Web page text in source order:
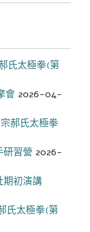
氏太極拳(第
會 2026-04-
宗郝氏太極拳
研習營 2026-
期初演講
氏太極拳(第